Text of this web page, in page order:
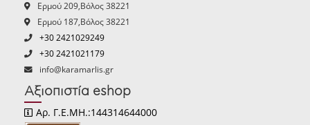
Ερμού 209,Βόλος 38221
Ερμού 187,Βόλος 38221
+30 2421029249
+30 2421021179
info@karamarlis.gr
Αξιοπιστία eshop
Αρ. Γ.Ε.ΜΗ.:144314644000